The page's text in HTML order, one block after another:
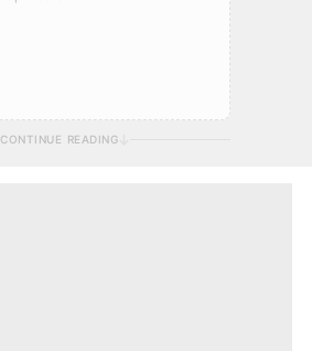
CONTINUE READING